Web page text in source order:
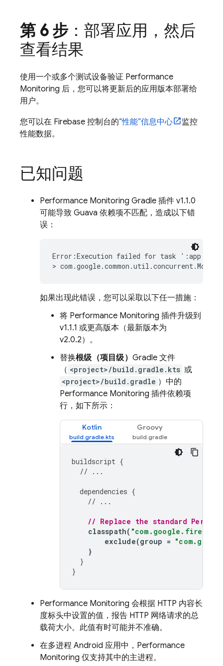
第 6 步 ：部署应用，然后
查看结果
使用一个或多个测试设备验证 Performance
Monitoring 后，您可以将更新后的应用版本部署给
用户。
您可以在 Firebase 控制台的“性能”信息中心
监控
性能数据。
已知问题
Performance Monitoring Gradle 插件 v1.1.0
可能导致 Guava 依赖项不匹配，造成以下错
误：
Error:Execution failed for task
>
如果出现此错误，您可以采取以下任一措施：
将 Performance Monitoring 插件升级到
v1.1.1 或更高版本（最新版本为
v2.0.2）。
替换根级（项目级） Gradle 文件
（ <project>/build.gradle.kts 或
<project>/build.gradle ）中的
Performance Monitoring 插件依赖项
行，如下所示：
Kotlin Groovy
buildscript {
// ...
dependencies {
// ...
// Replace the standard
classpath(
exclude(group =
}
}
}
Performance Monitoring 会根据 HTTP 内容长
度标头中设置的值，报告 HTTP 网络请求的总
载荷大小。此值有时可能并不准确。
在多进程 Android 应用中， Performance
Monitoring 仅支持其中的主进程。